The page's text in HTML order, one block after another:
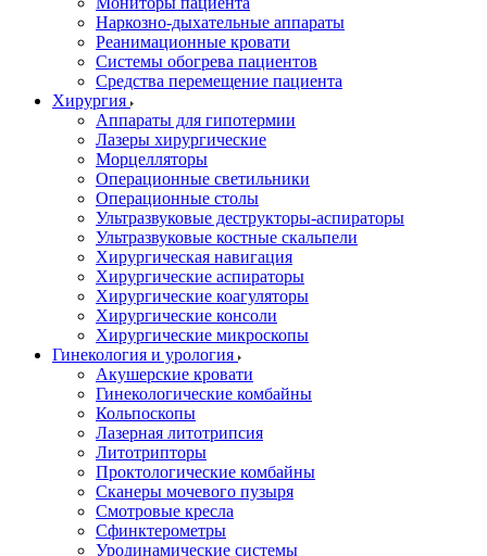
Наркозно-дыхательные аппараты
Реанимационные кровати
Системы обогрева пациентов
Средства перемещение пациента
Хирургия
Аппараты для гипотермии
Лазеры хирургические
Морцелляторы
Операционные светильники
Операционные столы
Ультразвуковые деструкторы-аспираторы
Ультразвуковые костные скальпели
Хирургическая навигация
Хирургические аспираторы
Хирургические коагуляторы
Хирургические консоли
Хирургические микроскопы
Гинекология и урология
Акушерские кровати
Гинекологические комбайны
Кольпоскопы
Лазерная литотрипсия
Литотрипторы
Проктологические комбайны
Сканеры мочевого пузыря
Смотровые кресла
Сфинктерометры
Уродинамические системы